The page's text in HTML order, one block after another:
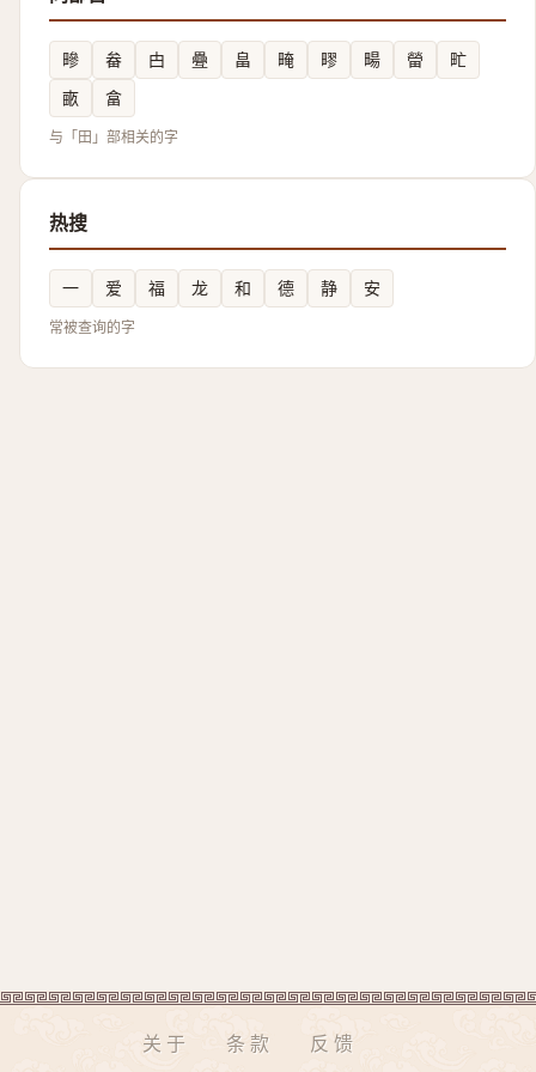
㽩 畚 甴 疉 畠 㽢 疁 畼 㽦
甿
畞
畣
与「田」部相关的字
热搜
一 爱 福 龙 和 德 静 安
常被查询的字
关于 条款 反馈